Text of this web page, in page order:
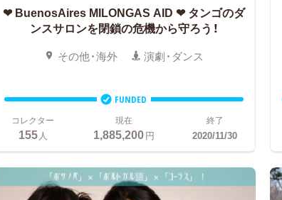
❤︎ BuenosAires MILONGAS AID ❤︎タンゴのダ
ンスサロンを閉鎖の危機から守ろう！
その他・海外 演劇・ダンス
FUNDED
コレクター
155人
現在
1,885,200円
終了
2020/11/30